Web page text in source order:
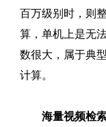
百万级别时，则
算，单机上是无
数很大，属于典
计算。
海量视频检